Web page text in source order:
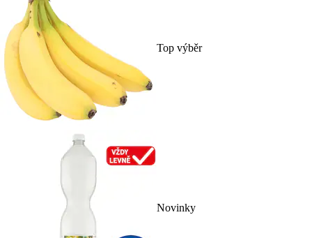
Top výběr
Novinky